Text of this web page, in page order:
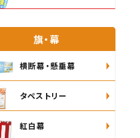
旗・幕
横断幕・懸垂幕
タペストリー
紅白幕